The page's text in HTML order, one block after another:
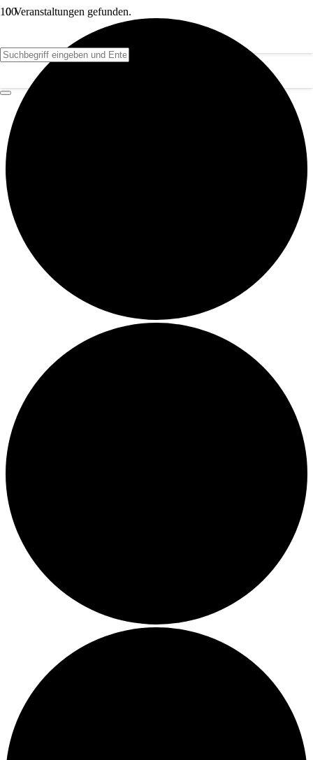
0 Veranstaltungen gefunden.